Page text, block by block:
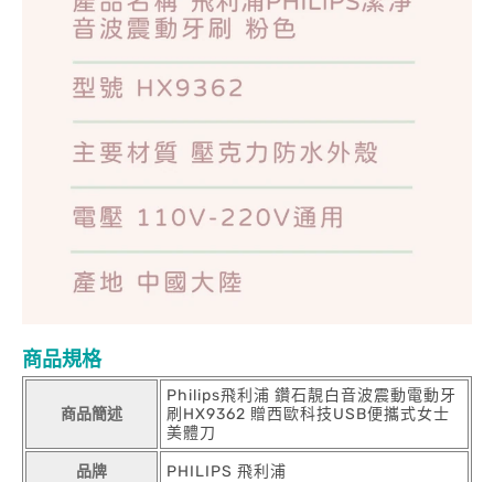
商品規格
商品簡述
Philips飛利浦 鑽石靚白音波震動電動牙
刷HX9362 贈西歐科技USB便攜式女士
美體刀
品牌 PHILIPS 飛利浦